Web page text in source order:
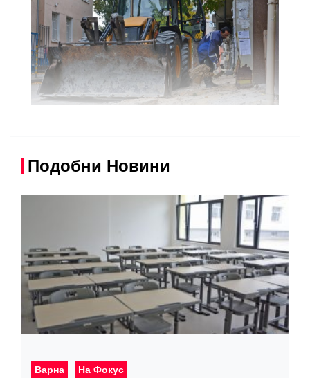
Подобни Новини
Варна На Фокус